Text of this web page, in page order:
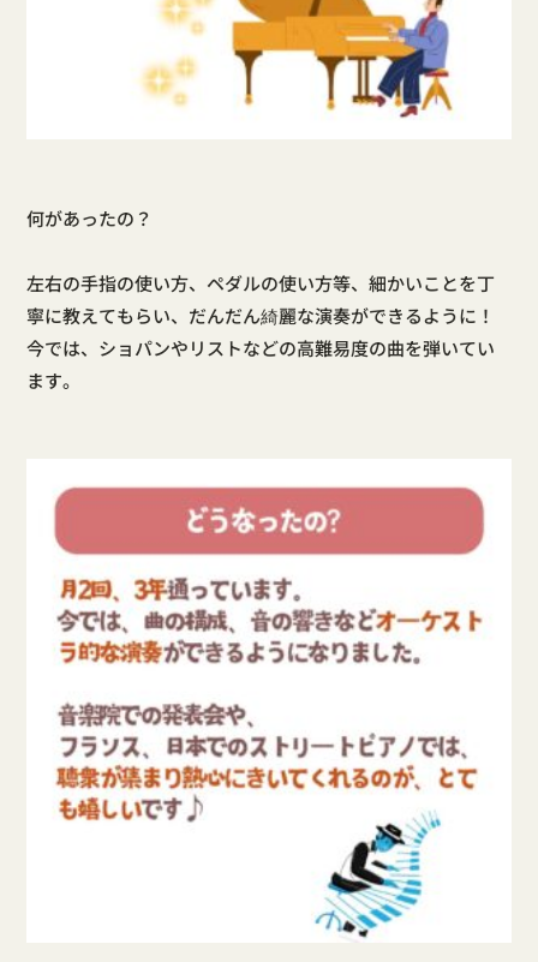
何があったの？
左右の手指の使い方、ペダルの使い方等、細かいことを丁
寧に教えてもらい、だんだん綺麗な演奏ができるように！
今では、ショパンやリストなどの高難易度の曲を弾いてい
ます。